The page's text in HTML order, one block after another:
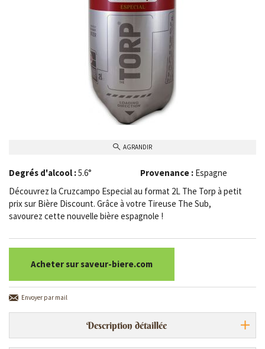
AGRANDIR
Degrés d'alcool :5.6° Provenance : Espagne
Découvrez la Cruzcampo Especial au format 2L The Torp à petit
prix sur Bière Discount. Grâce à votre Tireuse The Sub,
savourez cette nouvelle bière espagnole !
Acheter sur saveur-biere.com
Envoyer par mail
Description détaillée